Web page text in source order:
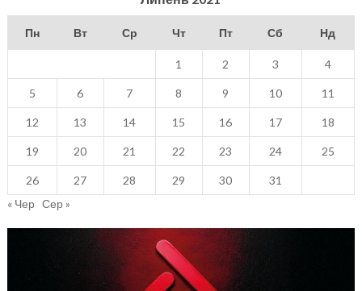
Пн Вт Ср Чт Пт Сб Нд
1 2 3 4
5 6 7 8 9 10 11
12 13 14 15 16 17 18
19 20 21 22 23 24 25
26 27 28 29 30
31
« Чер Сер »